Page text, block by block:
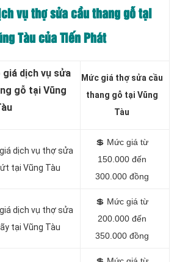
vụ thợ sửa cầu thang gỗ tại
Tàu của Tiến Phát
dịch vụ sửa
gỗ tại Vũng
Mức giá thợ sửa cầu
thang gỗ tại Vũng
Tàu
dịch vụ thợ sửa
tại Vũng Tàu
💲 Mức giá từ
150.000 đến
300.000 đồng
dịch vụ thợ sửa
tại Vũng Tàu
💲 Mức giá từ
200.000 đến
350.000 đồng